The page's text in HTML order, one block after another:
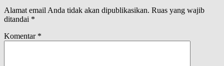
Alamat email Anda tidak akan dipublikasikan. Ruas yang wajib
ditandai *
Komentar *